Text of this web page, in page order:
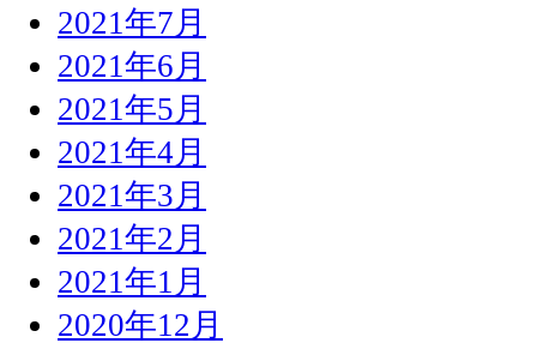
2021年7月
2021年6月
2021年5月
2021年4月
2021年3月
2021年2月
2021年1月
2020年12月